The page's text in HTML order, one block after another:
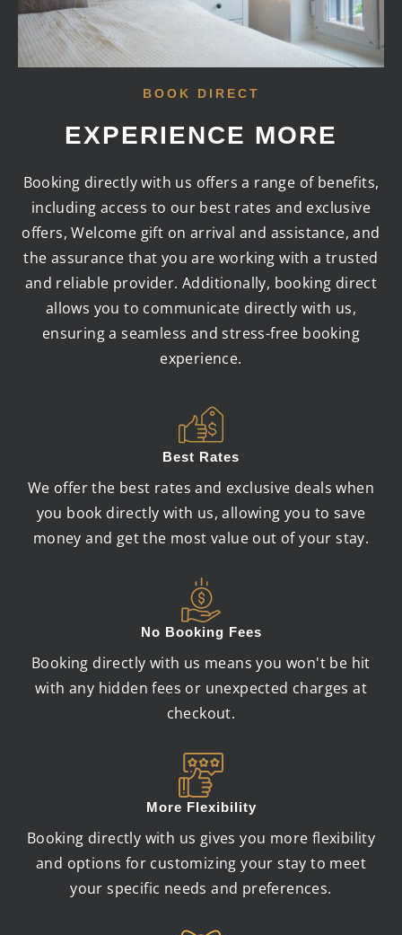
BOOK DIRECT
EXPERIENCE MORE
Booking directly with us offers a range of benefits,
including access to our best rates and exclusive
offers, Welcome gift on arrival and assistance, and
the assurance that you are working with a trusted
and reliable provider. Additionally, booking direct
allows you to communicate directly with us,
ensuring a seamless and stress-free booking
experience.
Best Rates
We offer the best rates and exclusive deals when
you book directly with us, allowing you to save
money and get the most value out of your stay.
No Booking Fees
Booking directly with us means you won't be hit
with any hidden fees or unexpected charges at
checkout.
More Flexibility
Booking directly with us gives you more flexibility
and options for customizing your stay to meet
your specific needs and preferences.